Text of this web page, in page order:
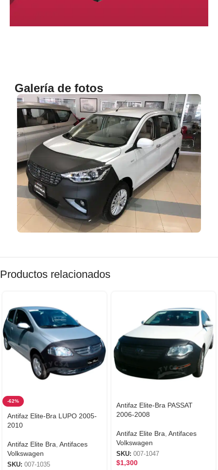
Galería de fotos
Productos relacionados
-62%
Antifaz Elite-Bra LUPO 2005-
2010
Antifaz Elite Bra Antifaces
Volkswagen
SKU: 007-1035
Antifaz Elite-Bra PASSAT
2006-2008
Antifaz Elite Bra Antifaces
Volkswagen
SKU: 007-1047
$1,300